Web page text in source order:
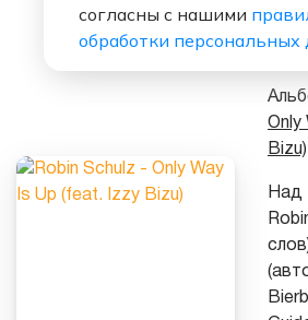
Only
Bizu)
Над
согласны с нашими
обработки